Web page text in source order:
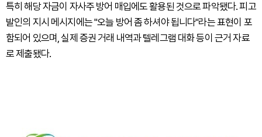
특히 해당 자금이 자사주 방어 매입에도 활용된 것으로 파악됐다. 피고
발인의 지시 메시지에는 "오늘 방어 좀 하셔야 됩니다"라는 표현이 포
함되어 있으며, 실제 증권 거래 내역과 텔레그램 대화 등이 근거 자료
로 제출됐다.